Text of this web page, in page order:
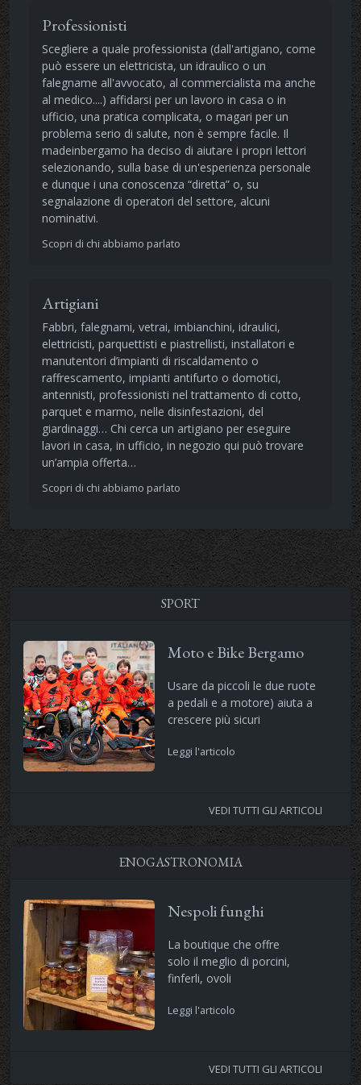
Professionisti
Scegliere a quale professionista (dall'artigiano, come
può essere un elettricista, un idraulico o un
falegname all'avvocato, al commercialista ma anche
al medico....) affidarsi per un lavoro in casa o in
ufficio, una pratica complicata, o magari per un
problema serio di salute, non è sempre facile. Il
madeinbergamo ha deciso di aiutare i propri lettori
selezionando, sulla base di un'esperienza personale
e dunque i una conoscenza “diretta” o, su
segnalazione di operatori del settore, alcuni
nominativi.
Scopri di chi abbiamo parlato
Artigiani
Fabbri, falegnami, vetrai, imbianchini, idraulici,
elettricisti, parquettisti e piastrellisti, installatori e
manutentori d’impianti di riscaldamento o
raffrescamento, impianti antifurto o domotici,
antennisti, professionisti nel trattamento di cotto,
parquet e marmo, nelle disinfestazioni, del
giardinaggi… Chi cerca un artigiano per eseguire
lavori in casa, in ufficio, in negozio qui può trovare
un’ampia offerta…
Scopri di chi abbiamo parlato
SPORT
Moto e Bike Bergamo
Usare da piccoli le due ruote
a pedali e a motore) aiuta a
crescere più sicuri
Leggi l'articolo
VEDI TUTTI GLI ARTICOLI
ENOGASTRONOMIA
Nespoli funghi
La boutique che offre
solo il meglio di porcini,
finferli, ovoli
Leggi l'articolo
VEDI TUTTI GLI ARTICOLI